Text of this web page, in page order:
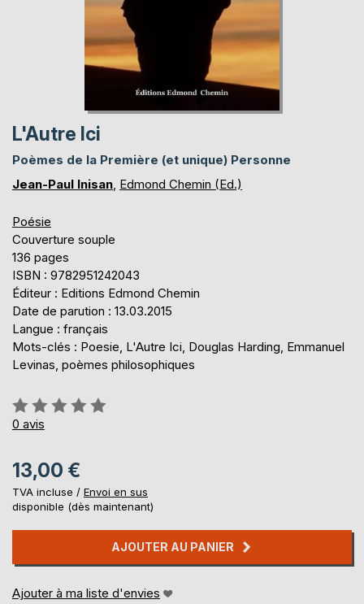
L'Autre Ici
Poèmes de la Première (et unique) Personne
Jean-Paul Inisan Edmond Chemin (Ed.)
Poésie
Couverture souple
136 pages
ISBN : 9782951242043
Éditeur : Editions Edmond Chemin
Date de parution : 13.03.2015
Langue : français
Mots-clés : Poesie, L'Autre Ici, Douglas Harding, Emmanuel
Levinas, poèmes philosophiques
Évaluation:
0%
0 avis
13,00 €
TVA incluse / Envoi en sus
disponible (dès maintenant)
AJOUTER AU PANIER
Ajouter à ma liste d'envies